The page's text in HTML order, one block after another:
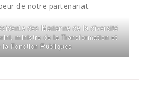
de notre partenariat.
des Marianne de la diversité
ministre de la Transformation et
la Fonction Publiques